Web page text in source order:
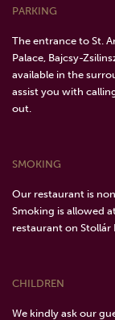
PARKING
The entrance to St.
Palace, Bajcsy-
available in the
assist you with
out.
SMOKING
Our restaurant is
Smoking is allowed
restaurant on Stollár
CHILDREN
We kindly ask our